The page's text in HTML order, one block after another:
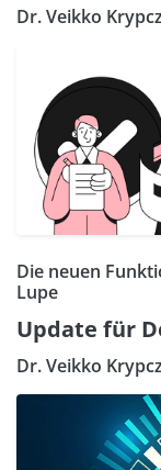
Dr. Veikko
Die neuen
Lupe
Update für
Dr. Veikko